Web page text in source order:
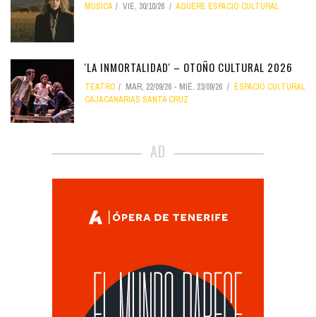
MÚSICA VIE, 30/10/26 AGUERE ESPACIO CULTURAL
'LA INMORTALIDAD' – OTOÑO CULTURAL 2026
TEATRO MAR, 22/09/26 - MIÉ, 23/09/26
ESPACIO CULTURAL
CAJACANARIAS SANTA CRUZ
AD